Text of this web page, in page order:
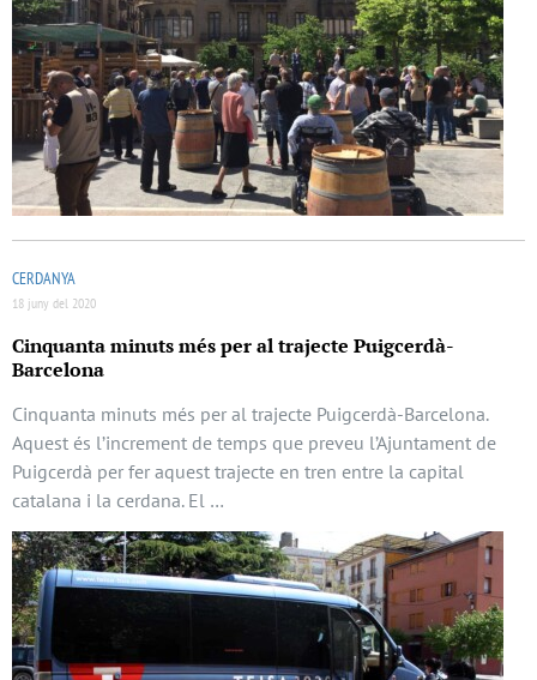
CERDANYA
18 juny del 2020
Cinquanta minuts més per al trajecte Puigcerdà-
Barcelona
Cinquanta minuts més per al trajecte Puigcerdà-Barcelona.
Aquest és l’increment de temps que preveu l’Ajuntament de
Puigcerdà per fer aquest trajecte en tren entre la capital
catalana i la cerdana. El …